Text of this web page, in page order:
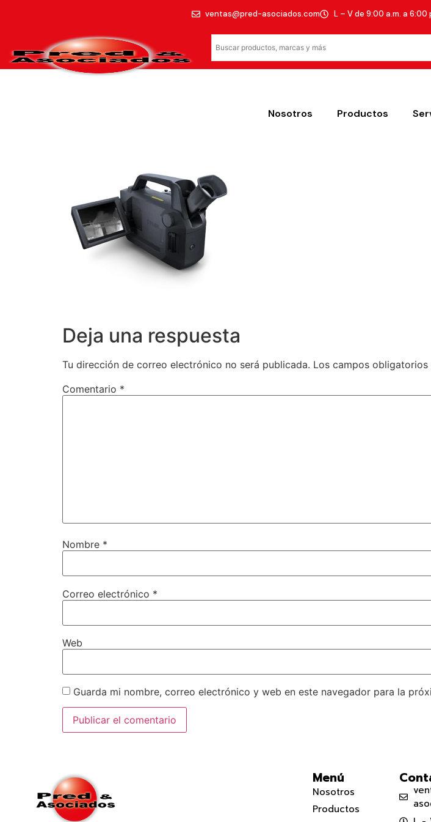
ventas@pred-asociados.com L – V de 9:00 a.m. a 6:00
Nosotros Productos
Deja una respuesta
Tu dirección de correo electrónico no será publicada. Los campos
Comentario *
Nombre *
Correo electrónico *
Web
Guarda mi nombre, correo electrónico y web en este navegador para la
Menú
Nosotros
Productos